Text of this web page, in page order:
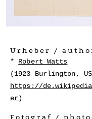
Urheber /
Robert Watts
(1923 Burlington,
https://
er)
Fotograf /